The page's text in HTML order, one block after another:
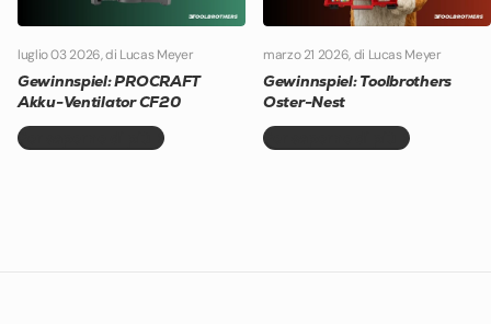
luglio 03 2026, di Lucas Meyer
Gewinnspiel: PROCRAFT
Akku-Ventilator CF20
Per saperne di più
marzo 21 2026, di Lucas Meyer
Gewinnspiel: Toolbrothers
Oster-Nest
Per saperne di più